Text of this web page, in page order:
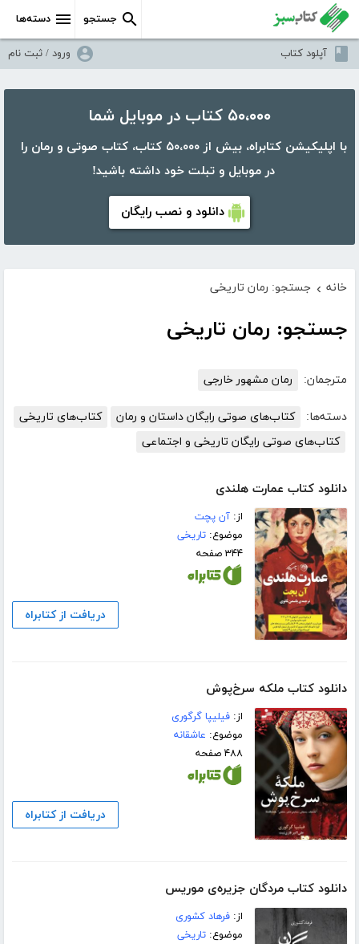
دسته‌ها جستجو
آپلود کتاب ورود / ثبت نام
۵۰،۰۰۰ کتاب در موبایل شما
با اپلیکیشن کتابراه، بیش از ۵۰،۰۰۰ کتاب، کتاب صوتی و رمان را
در موبایل و تبلت خود داشته باشید!
دانلود و نصب رایگان
خانه › جستجو: رمان تاریخی
جستجو: رمان تاریخی
مترجمان: رمان مشهور خارجی
دسته‌ها: کتاب‌های صوتی رایگان داستان و رمان
کتاب‌های تاریخی
کتاب‌های صوتی رایگان تاریخی و اجتماعی
دانلود کتاب عمارت هلندی
از:آن پچت
موضوع:تاریخی
۳۴۴ صفحه
دریافت از کتابراه
دانلود کتاب ملکه‌ سرخ‌پوش
از:فیلیپا گرگوری
موضوع: عاشقانه
۴۸۸ صفحه
دریافت از کتابراه
دانلود کتاب مردگان جزیره‌ی موریس
از:فرهاد کشوری
موضوع:تاریخی